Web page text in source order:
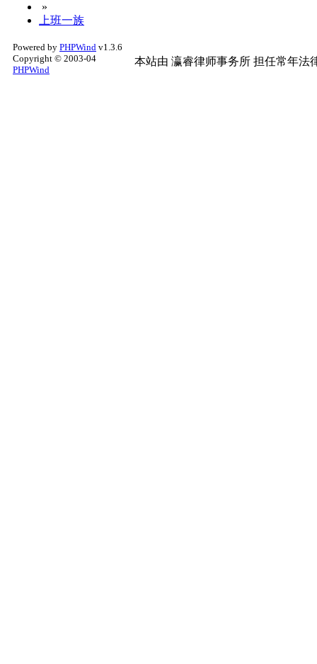
»
上班一族
Powered by PHPWind v1.3.6
Copyright © 2003-04
PHPWind
本站由 瀛睿律师事务所 担任常年法